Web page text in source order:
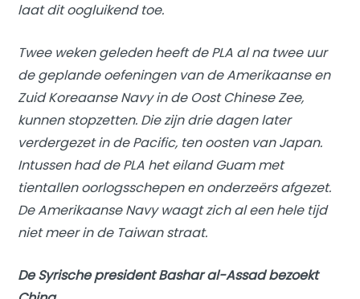
laat dit oogluikend toe.
Twee weken geleden heeft de PLA al na twee uur
de geplande oefeningen van de Amerikaanse en
Zuid Koreaanse Navy in de Oost Chinese Zee,
kunnen stopzetten. Die zijn drie dagen later
verdergezet in de Pacific, ten oosten van Japan.
Intussen had de PLA het eiland Guam met
tientallen oorlogsschepen en onderzeërs afgezet.
De Amerikaanse Navy waagt zich al een hele tijd
niet meer in de Taiwan straat.
De Syrische president Bashar al-Assad bezoekt